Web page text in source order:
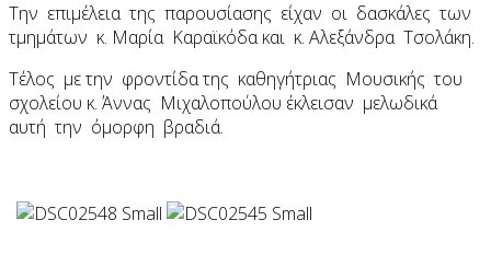
Την επιμέλεια της παρουσίασης είχαν οι δασκάλες των
τμημάτων κ. Μαρία Καραϊκόδα και κ. Αλεξάνδρα Τσολάκη.
Τέλος με την φροντίδα της καθηγήτριας Μουσικής του
σχολείου κ. Άννας Μιχαλοπούλου έκλεισαν μελωδικά
αυτή την όμορφη βραδιά.